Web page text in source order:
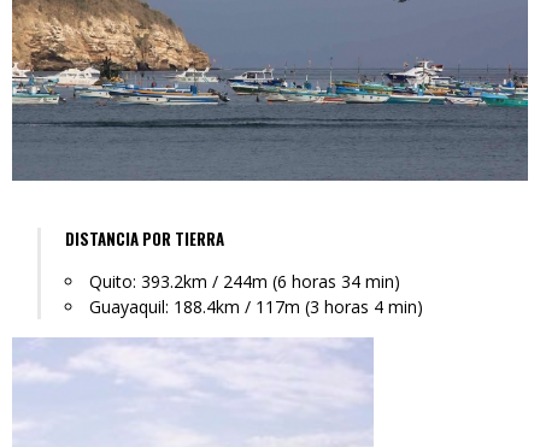
DISTANCIA POR TIERRA
Quito: 393.2km / 244m (6 horas 34 min)
Guayaquil: 188.4km / 117m (3 horas 4 min)